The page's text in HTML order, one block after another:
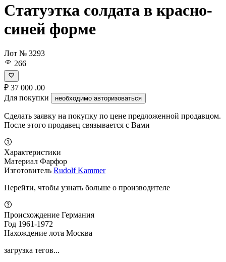
Статуэтка солдата в красно-
синей форме
Лот № 3293
266
₽ 37 000 .00
Для покупки
необходимо авторизоваться
Сделать заявку на покупку по цене предложенной продавцом.
После этого продавец связывается с Вами
Характеристики
Материал Фарфор
Изготовитель Rudolf Kammer
Перейти, чтобы узнать больше о производителе
Происхождение Германия
Год 1961-1972
Нахождение лота Москва
загрузка тегов...